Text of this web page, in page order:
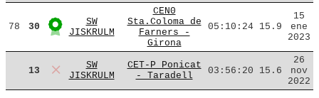
78 30
SW
JISKRULM
CEN0
Sta.Coloma de
Farners -
Girona
05:10:24 15.9
15
ene
2023
13
SW
JISKRULM
CET-P Ponicat
- Taradell
03:56:20 15.6
26
nov
2022